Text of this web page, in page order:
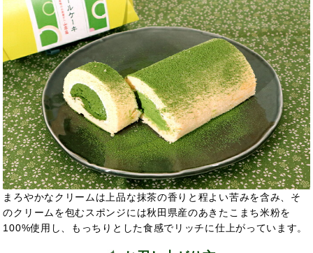
まろやかなクリームは上品な抹茶の香りと程よい苦みを含み、そ
のクリームを包むスポンジには秋田県産のあきたこまち米粉を
100%使用し、もっちりとした食感でリッチに仕上がっています。